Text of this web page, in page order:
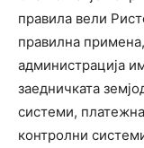
правила вели
правилна
администрација
заедничката
системи,
контролни